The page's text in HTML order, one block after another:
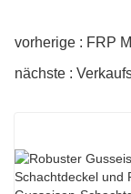
vorherige : FRP